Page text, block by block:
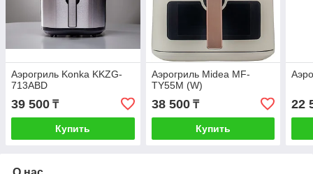
Аэрогриль Konka KKZG-
713ABD
39 500 ₸
Купить
Аэрогриль Midea MF-
TY55M (W)
38 500₸
Купить
22